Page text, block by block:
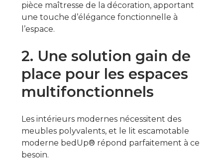
pièce maîtresse de la décoration, apportant
une touche d’élégance fonctionnelle à
l’espace.
2. Une solution gain de
place pour les espaces
multifonctionnels
Les intérieurs modernes nécessitent des
meubles polyvalents, et le lit escamotable
moderne bedUp® répond parfaitement à ce
besoin.